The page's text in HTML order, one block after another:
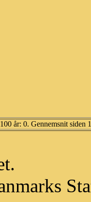
år: 0. Gennemsnit siden